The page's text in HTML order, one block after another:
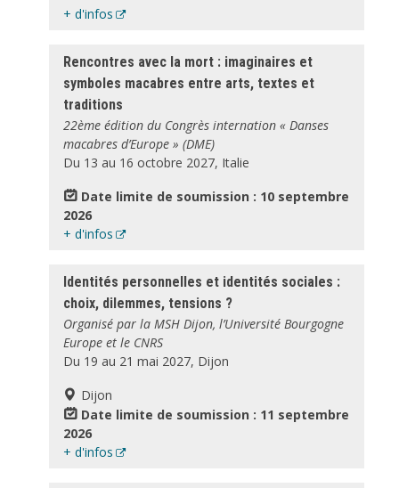
+ d'infos
Rencontres avec la mort : imaginaires et
symboles macabres entre arts, textes et
traditions
22ème édition du Congrès internation « Danses
macabres d’Europe » (DME)
Du 13 au 16 octobre 2027, Italie
Date limite de soumission : 10 septembre
2026
+ d'infos
Identités personnelles et identités sociales :
choix, dilemmes, tensions ?
Organisé par la MSH Dijon, l’Université Bourgogne
Europe et le CNRS
Du 19 au 21 mai 2027, Dijon
Dijon
Date limite de soumission : 11 septembre
2026
+ d'infos